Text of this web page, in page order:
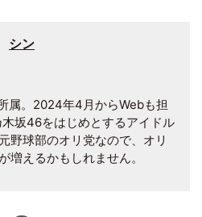
シン
属。2024年4月からWebも担
坂46をはじめとするアイドル
野球部のオリ党なので、オリ
増えるかもしれません。